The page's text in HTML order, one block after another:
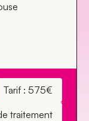
Tarif : 575€
traitement